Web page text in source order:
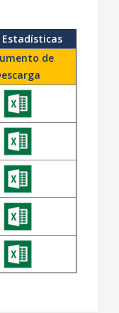
de